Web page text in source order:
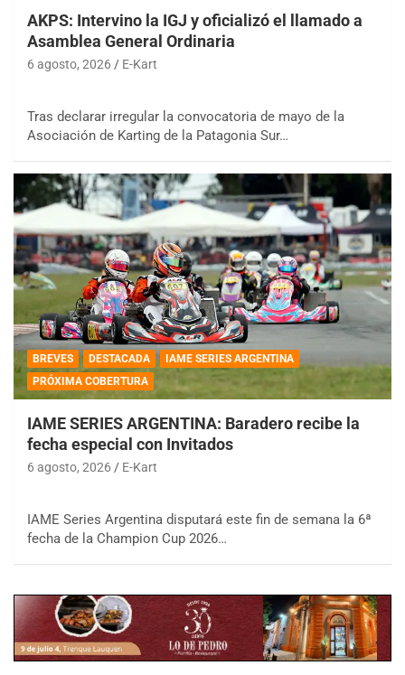
AKPS: Intervino la IGJ y oficializó el llamado a
Asamblea General Ordinaria
6 agosto, 2026 E-Kart
Tras declarar irregular la convocatoria de mayo de la
Asociación de Karting de la Patagonia Sur…
BREVES DESTACADA
IAME SERIES ARGENTINA
PRÓXIMA COBERTURA
IAME SERIES ARGENTINA: Baradero recibe la
fecha especial con Invitados
6 agosto, 2026 E-Kart
IAME Series Argentina disputará este fin de semana la 6ª
fecha de la Champion Cup 2026…